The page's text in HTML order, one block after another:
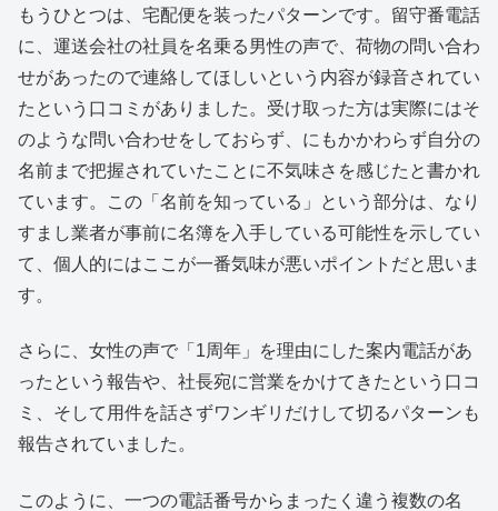
もうひとつは、宅配便を装ったパターンです。留守番電話
に、運送会社の社員を名乗る男性の声で、荷物の問い合わ
せがあったので連絡してほしいという内容が録音されてい
たという口コミがありました。受け取った方は実際にはそ
のような問い合わせをしておらず、にもかかわらず自分の
名前まで把握されていたことに不気味さを感じたと書かれ
ています。この「名前を知っている」という部分は、なり
すまし業者が事前に名簿を入手している可能性を示してい
て、個人的にはここが一番気味が悪いポイントだと思いま
す。
さらに、女性の声で「1周年」を理由にした案内電話があ
ったという報告や、社長宛に営業をかけてきたという口コ
ミ、そして用件を話さずワンギリだけして切るパターンも
報告されていました。
このように、一つの電話番号からまったく違う複数の名